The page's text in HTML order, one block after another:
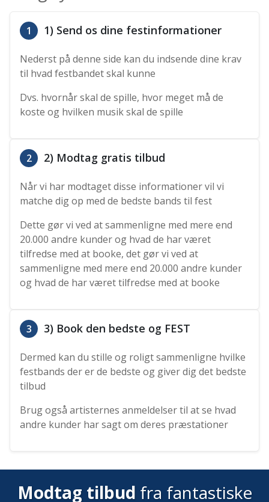
1 1) Send os dine festinformationer
Nederst på denne side kan du indsende dine krav
til hvad festbandet skal kunne
Dvs. hvornår skal de spille, hvor meget må de
koste og hvilken musik skal de spille
2 2) Modtag gratis tilbud
Når vi har modtaget disse informationer vil vi
matche dig op med de bedste bands til fest
Dette gør vi ved at sammenligne med mere end
20.000 andre kunder og hvad de har været
tilfredse med at booke, det gør vi ved at
sammenligne med mere end 20.000 andre kunder
og hvad de har været tilfredse med at booke
3 3) Book den bedste og FEST
Dermed kan du stille og roligt sammenligne hvilke
festbands der er de bedste og giver dig det bedste
tilbud
Brug også artisternes anmeldelser til at se hvad
andre kunder har sagt om deres præstationer
Modtag tilbud fra fantastiske